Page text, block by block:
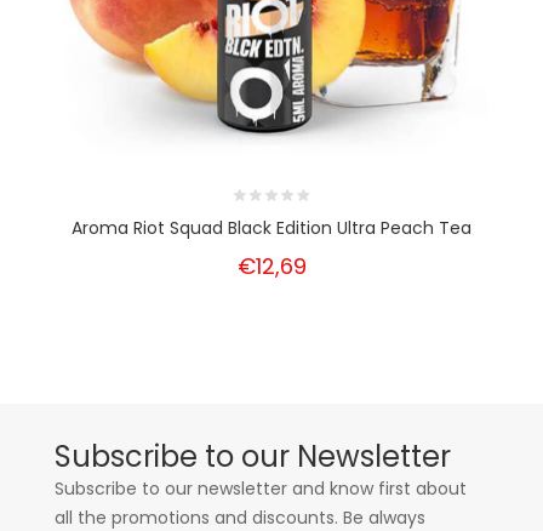
Aroma Riot Squad Black Edition Ultra Peach Tea
€12,69
Subscribe to our Newsletter
Subscribe to our newsletter and know first about
all the promotions and discounts. Be always